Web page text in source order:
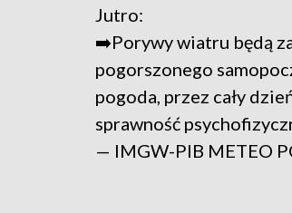
Jutro:
➡️Porywy wiatru będą
pogorszonego
pogoda, przez cały
sprawność
— IMGW-PIB METEO